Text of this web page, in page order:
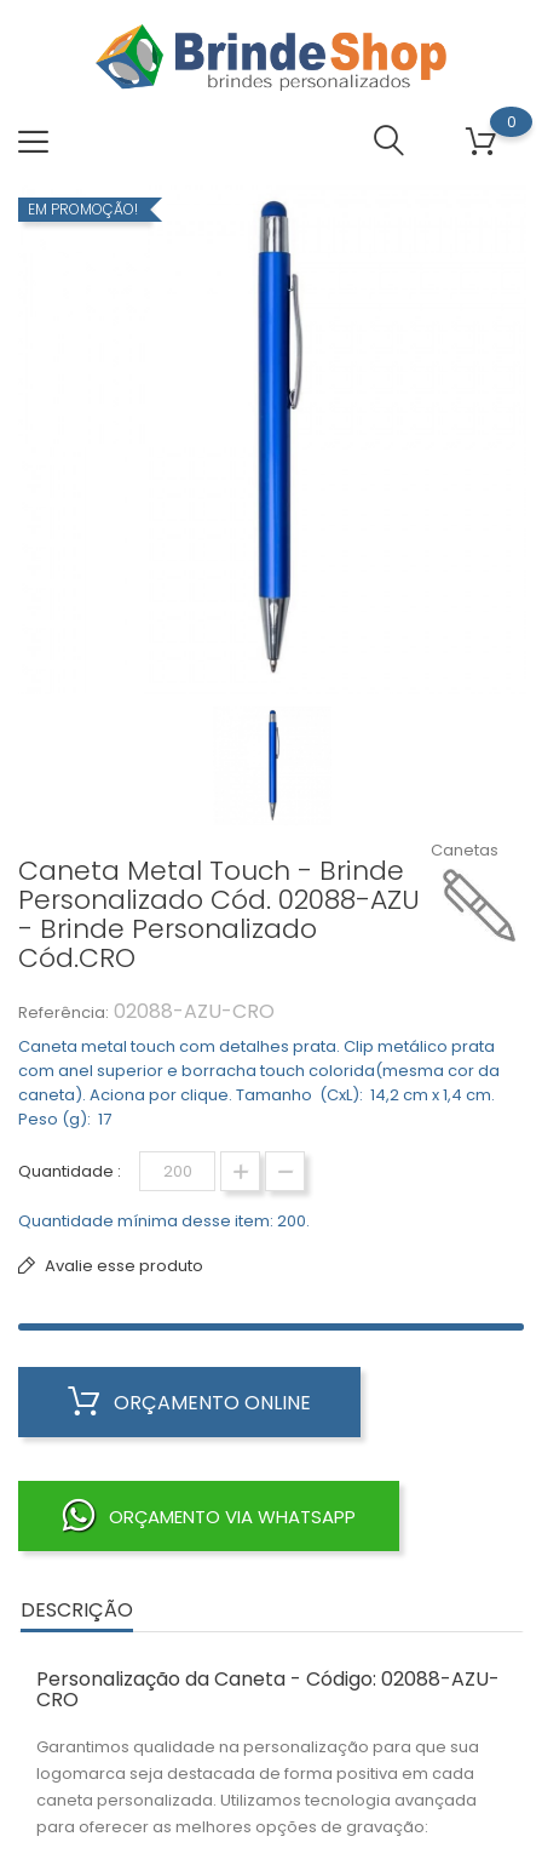
0
EM PROMOÇÃO!
Caneta Metal Touch - Brinde
Personalizado Cód. 02088-AZU
- Brinde Personalizado
Cód.CRO
Referência: 02088-AZU-CRO
Caneta metal touch com detalhes prata. Clip metálico prata
com anel superior e borracha touch colorida(mesma cor da
caneta). Aciona por clique. Tamanho (CxL): 14,2 cm x 1,4 cm.
Peso (g): 17
Quantidade :
Quantidade mínima desse item: 200.
Avalie esse produto
ORÇAMENTO ONLINE
ORÇAMENTO VIA WHATSAPP
Canetas
DESCRIÇÃO
Personalização da Caneta - Código: 02088-AZU-
CRO
Garantimos qualidade na personalização para que sua
logomarca seja destacada de forma positiva em cada
caneta personalizada. Utilizamos tecnologia avançada
para oferecer as melhores opções de gravação: